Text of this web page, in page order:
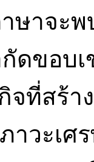
ษาจะ
ดขอบ
จที่สร้า
าวะเ